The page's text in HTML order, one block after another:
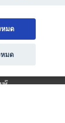
ซ์
หมด
หมด